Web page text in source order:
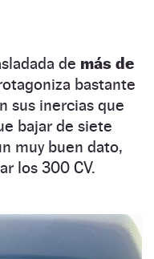
de más de
bastante
sus inercias que
bajar de siete
muy buen dato,
los 300 CV.